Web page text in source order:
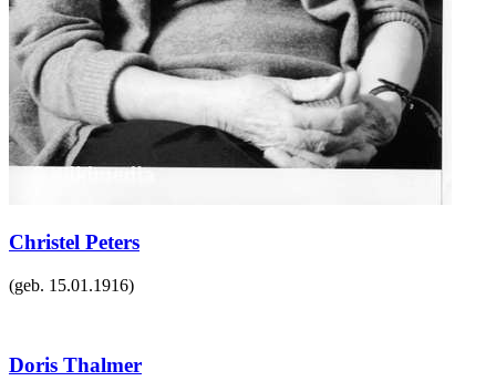
Christel Peters
(geb. 15.01.1916)
Doris Thalmer